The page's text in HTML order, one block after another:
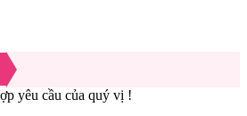
yêu cầu của quý vị !